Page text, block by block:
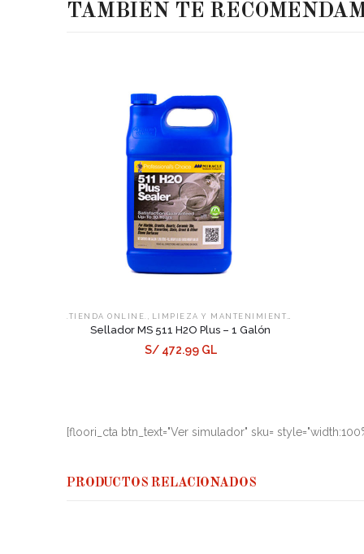
TAMBIÉN TE
.TIENDA ONLINE. , LIMPIEZA Y MANTENIMIENTO
Sellador MS 511 H2O Plus – 1 Galón
S/ 472.99 GL
[floori_cta btn_text="Ver simulador" sku=
PRODUCTOS RELACIONADOS